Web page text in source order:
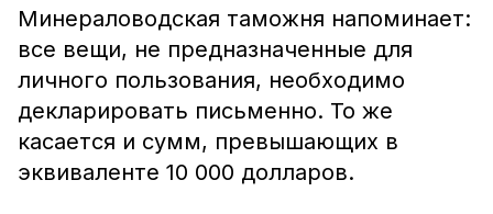
Минераловодская таможня напоминает:
все вещи, не предназначенные для
личного пользования, необходимо
декларировать письменно. То же
касается и сумм, превышающих в
эквиваленте 10 000 долларов.